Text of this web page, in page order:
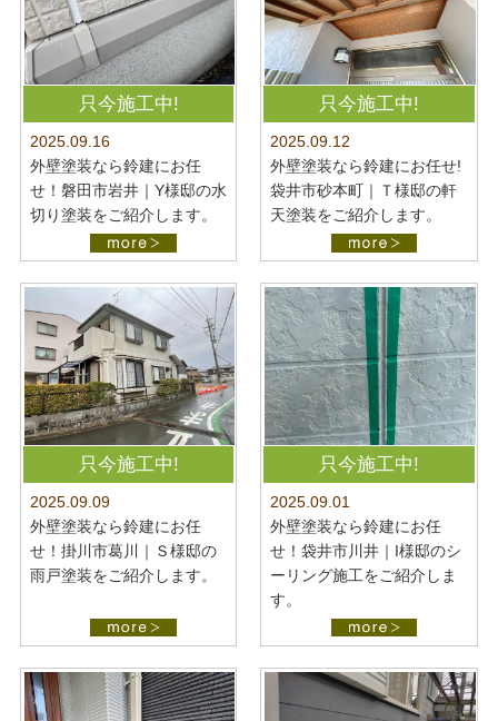
只今施工中!
2025.09.16
外壁塗装なら鈴建にお任
せ！磐田市岩井｜Y様邸の水
切り塗装をご紹介します。
只今施工中!
2025.09.12
外壁塗装なら鈴建にお任せ!
袋井市砂本町｜Ｔ様邸の軒
天塗装をご紹介します。
只今施工中!
2025.09.09
外壁塗装なら鈴建にお任
せ！掛川市葛川｜Ｓ様邸の
雨戸塗装をご紹介します。
只今施工中!
2025.09.01
外壁塗装なら鈴建にお任
せ！袋井市川井｜I様邸のシ
ーリング施工をご紹介しま
す。